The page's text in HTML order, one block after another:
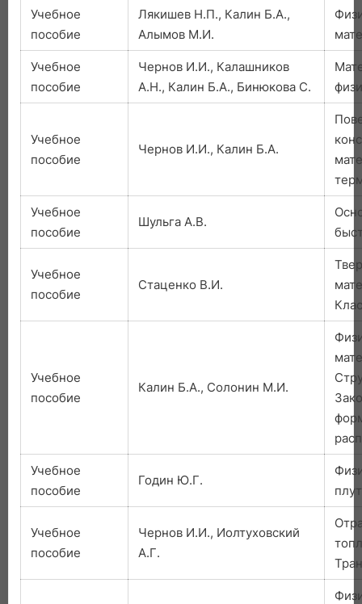
Учебное
пособие
Лякишев Н.П., Калин Б.А.,
Алымов М.И.
Учебное
пособие
Чернов И.И., Калашников
А.Н., Калин Б.А., Бинюкова С.
Учебное
пособие
Чернов И.И., Калин Б.А.
Учебное
пособие
Шульга А.В.
Учебное
пособие
Стаценко В.И.
Учебное
пособие
Калин Б.А., Солонин М.И.
Учебное
пособие
Годин Ю.Г.
Учебное
пособие
Чернов И.И., Иолтуховский
А.Г.